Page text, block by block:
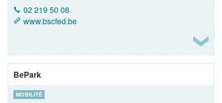
02 219 50 08
www.bscfed.be
BePark
MOBILITÉ